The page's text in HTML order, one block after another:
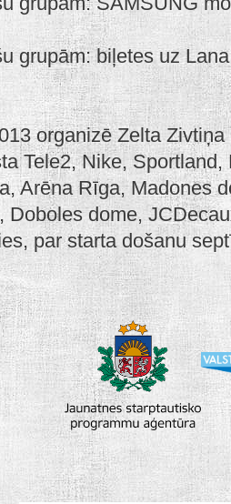
grupām: biļetes uz
organizē Zelta
Tele2, Nike,
Arēna Rīga, Madones
Doboles dome,
par starta došanu